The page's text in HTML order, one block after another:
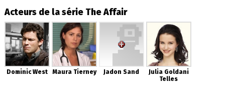
Acteurs de la série The Affair
Dominic West Maura Tierney Jadon Sand
Julia Goldani
Telles